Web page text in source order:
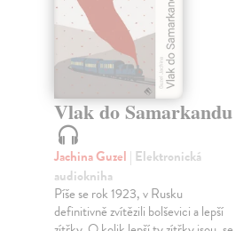
Vlak do Samarkandu
Jachina Guzel | Elektronická
audiokniha
Píše se rok 1923, v Rusku
definitivně zvítězili bolševici a lepší